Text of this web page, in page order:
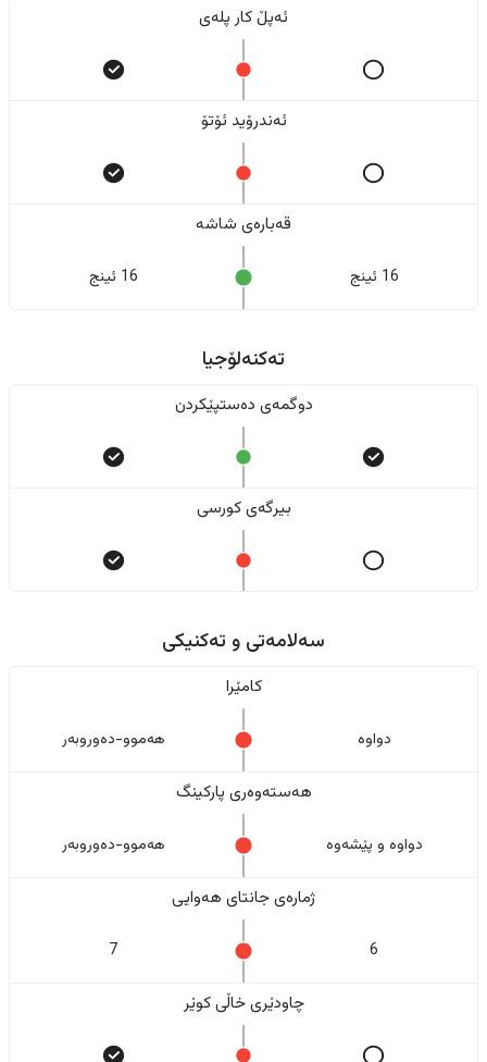
ئەپڵ کار پلەی
ئەندرۆید ئۆتۆ
قەبارەی شاشە
16 ئینج 16 ئینج
تەکنەلۆجیا
دوگمەی دەستپێکردن
بیرگەی کورسی
سەلامەتی و تەکنیکی
کامێرا
دواوە هەموو-دەوروبەر
هەستەوەری پارکینگ
دواوە و پێشەوە هەموو-دەوروبەر
ژمارەی جانتای هەوایی
6
7
چاودێری خاڵی کوێر